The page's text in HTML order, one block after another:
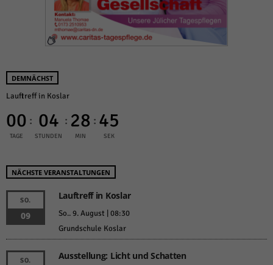
DEMNÄCHST
Lauftreff in Koslar
00
TAGE
: 04
STUNDEN
: 28
MIN
: 45
SEK
NÄCHSTE VERANSTALTUNGEN
SO.
09
Lauftreff in Koslar
So.. 9. August | 08:30
Grundschule Koslar
SO. Ausstellung: Licht und Schatten